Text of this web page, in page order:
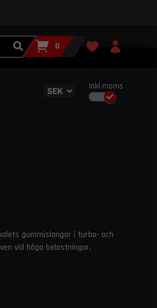
Inkl.moms
0
gummislangar i turbo- och
vid höga belastningar.